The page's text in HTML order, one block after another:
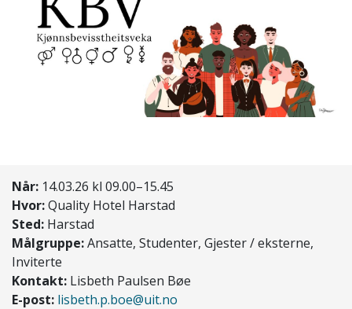
Når: 14.03.26 kl 09.00–15.45
Hvor:Quality Hotel Harstad
Sted: Harstad
Målgruppe:Ansatte, Studenter, Gjester / eksterne,
Inviterte
Kontakt: Lisbeth Paulsen Bøe
E-post: lisbeth.p.boe@uit.no